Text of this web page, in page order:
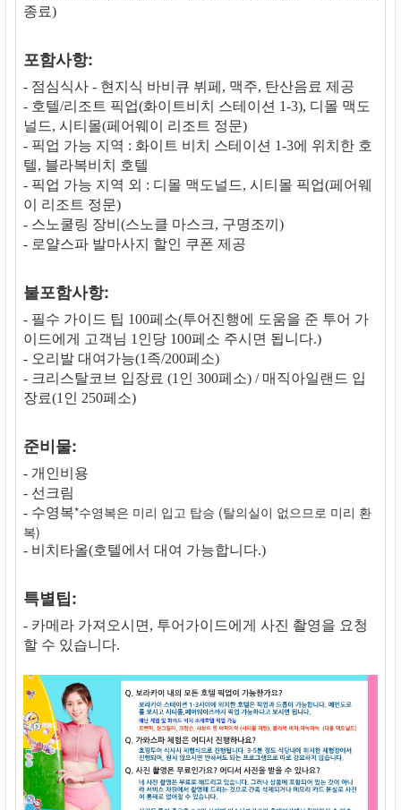
종료)
포함사항:
- 점심식사 - 현지식 바비큐 뷔페, 맥주, 탄산음료 제공
- 호텔/리조트 픽업(화이트비치 스테이션 1-3), 디몰 맥도
널드, 시티몰(페어웨이 리조트 정문)
- 픽업 가능 지역 : 화이트 비치 스테이션 1-3에 위치한 호
텔, 블라복비치 호텔
- 픽업 가능 지역 외 : 디몰 맥도널드, 시티몰 픽업(페어웨
이 리조트 정문)
- 스노쿨링 장비(스노클 마스크, 구명조끼)
- 로얄스파 발마사지 할인 쿠폰 제공
불포함사항:
- 필수 가이드 팁 100페소(투어진행에 도움을 준 투어 가
이드에게 고객님 1인당 100페소 주시면 됩니다.)
- 오리발 대여가능(1족/200페소)
- 크리스탈코브 입장료 (1인 300페소) / 매직아일랜드 입
장료(1인 250페소)
준비물:
- 개인비용
- 선크림
- 수영복*수영복은 미리 입고 탑승 (탈의실이 없으므로 미리 환
복)
- 비치타올(호텔에서 대여 가능합니다.)
특별팁:
- 카메라 가져오시면, 투어가이드에게 사진 촬영을 요청
할 수 있습니다.